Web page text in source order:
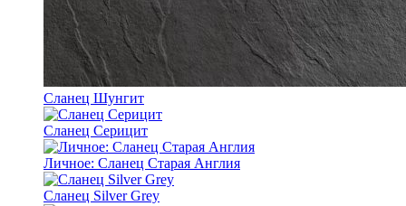
Сланец Шунгит
Сланец Серицит
Личное: Сланец Старая Англия
Сланец Silver Grey